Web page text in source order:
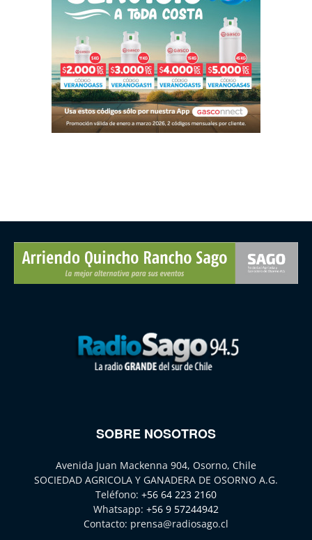
SOBRE NOSOTROS
Avenida Juan Mackenna 904, Osorno, Chile
SOCIEDAD AGRICOLA Y GANADERA DE OSORNO A.G.
Teléfono: +56 64 223 2160
Whatsapp: +56 9 57244942
Contacto: prensa@radiosago.cl